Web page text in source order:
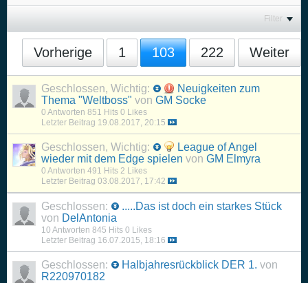
Filter
Vorherige 1 103 222 Weiter
Geschlossen, Wichtig:
Neuigkeiten zum
Thema "Weltboss" von GM Socke
0 Antworten 851 Hits 0 Likes
Letzter Beitrag 19.08.2017, 20:15
Geschlossen, Wichtig:
League of Angel
wieder mit dem Edge spielen von GM Elmyra
0 Antworten 491 Hits 2 Likes
Letzter Beitrag 03.08.2017, 17:42
Geschlossen:
.....Das ist doch ein starkes Stück
von DelAntonia
10 Antworten 845 Hits 0 Likes
Letzter Beitrag 16.07.2015, 18:16
Geschlossen: Halbjahresrückblick DER 1. von
R220970182